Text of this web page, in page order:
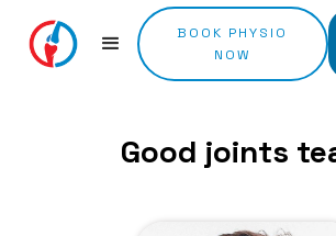
BOOK PHYSIO
NOW
Good joints